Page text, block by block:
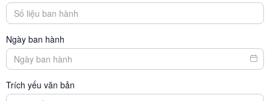
Ngày ban hành
Trích yếu văn bản